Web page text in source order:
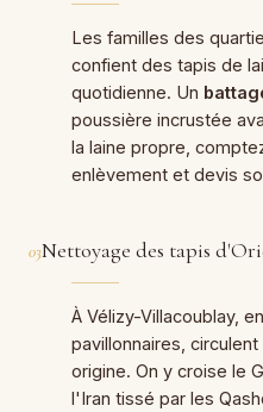
Les familles des
confient des tapis de
quotidienne. Un
poussière incrustée
la laine propre,
enlèvement et devis
03Nettoyage des tapis
À Vélizy-Villacoublay,
pavillonnaires,
origine. On y croise le
l'Iran tissé par les